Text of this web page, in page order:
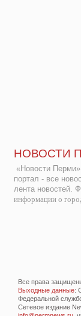
НОВОСТИ
«Новости
портал - все
лента новостей.
информации о
Все права
Выходные данные:
Федеральной
Сетевое издание